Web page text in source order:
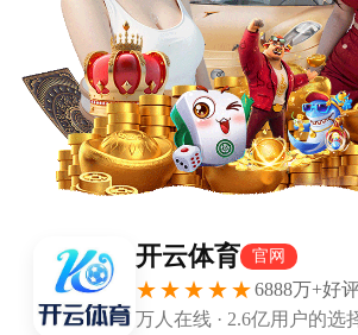
xiaoqiao 2026-05-11 3023
北京时间今天（4月15日），两届奥
示，由于腰伤反复，已无法继续维持
和训练，并感慨“竭尽所能，无愧于心”